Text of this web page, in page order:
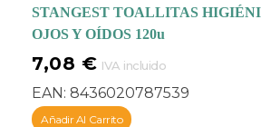
STANGEST TOALLITAS
OJOS Y OÍDOS 120u
7,08 € IVA incluido
EAN: 8436020787539
Añadir Al Carrito